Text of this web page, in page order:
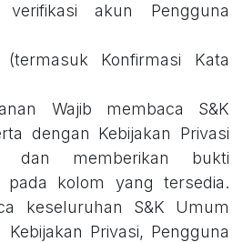
akun Pengguna
Konfirmasi Kata
Wajib membaca S&K
dengan Kebijakan Privasi
dan memberikan bukti
pada kolom yang tersedia.
keseluruhan S&K Umum
Privasi, Pengguna